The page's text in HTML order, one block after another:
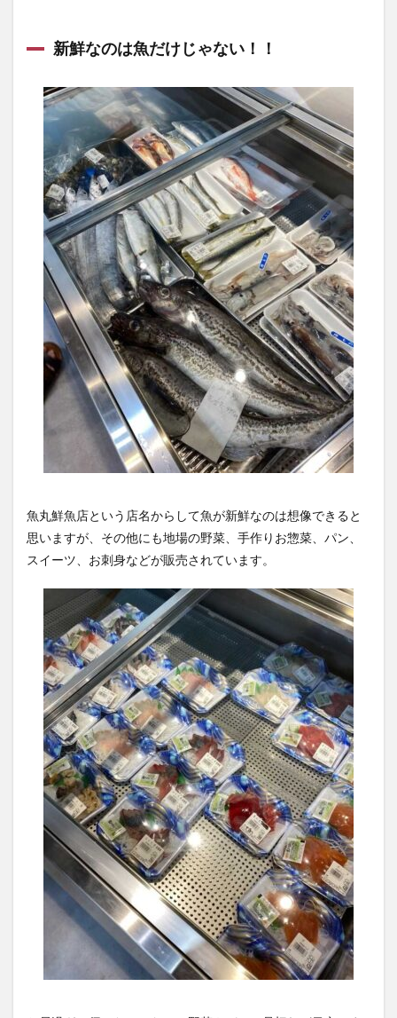
新鮮なのは魚だけじゃない！！
魚丸鮮魚店という店名からして魚が新鮮なのは想像できると
思いますが、その他にも地場の野菜、手作りお惣菜、パン、
スイーツ、お刺身などが販売されています。